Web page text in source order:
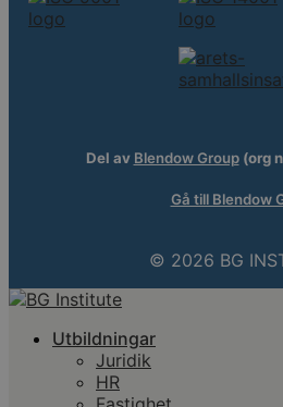
Del av Blendow Group(org
Gå till Blendow
© 2026 BG
Utbildningar
Juridik
HR